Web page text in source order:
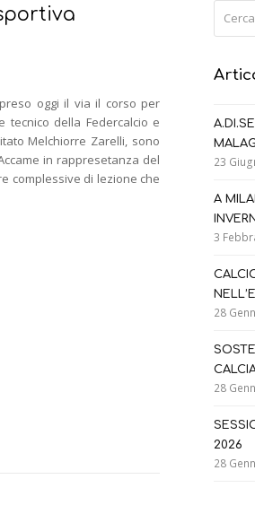
oggi il via il corso per
della Federcalcio e
Melchiorre Zarelli, sono
in rappresetanza del
complessive di lezione che
23
A
3
28
28
2026
28